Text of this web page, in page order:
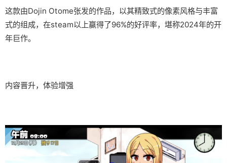
这款由Dojin Otome张发的作品，以其精致式的像素风格与丰富
式的组成，在steam以上赢得了​​96%的好评率​​，堪称2024年的开
年巨作。
内容晋升，体验增强